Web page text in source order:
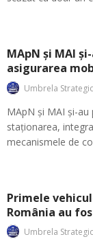
MApN și MAI
asigurarea
Umbrela
MApN și MAI și-
staționarea,
mecanismele de
Primele
România au
Umbrela